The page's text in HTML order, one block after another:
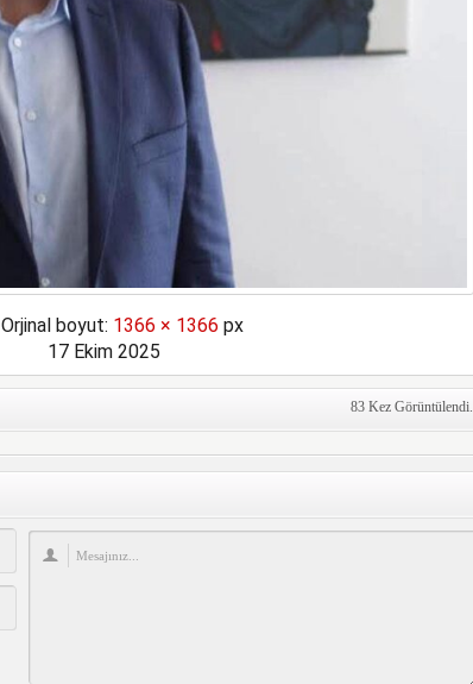
Orjinal boyut: 1366 × 1366 px
17 Ekim 2025
83 Kez Görüntülendi.